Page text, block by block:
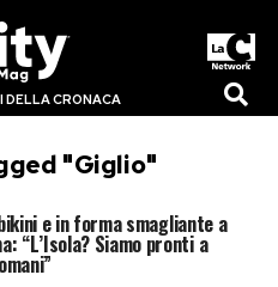
DELLA CRONACA
"Giglio"
e in forma smagliante a
“L’Isola? Siamo pronti a